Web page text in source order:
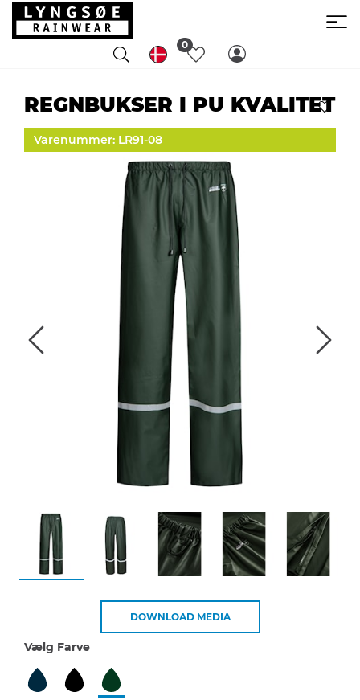
0
REGNBUKSER I PU KVALITET
Varenummer: LR91-08
DOWNLOAD MEDIA
Vælg Farve